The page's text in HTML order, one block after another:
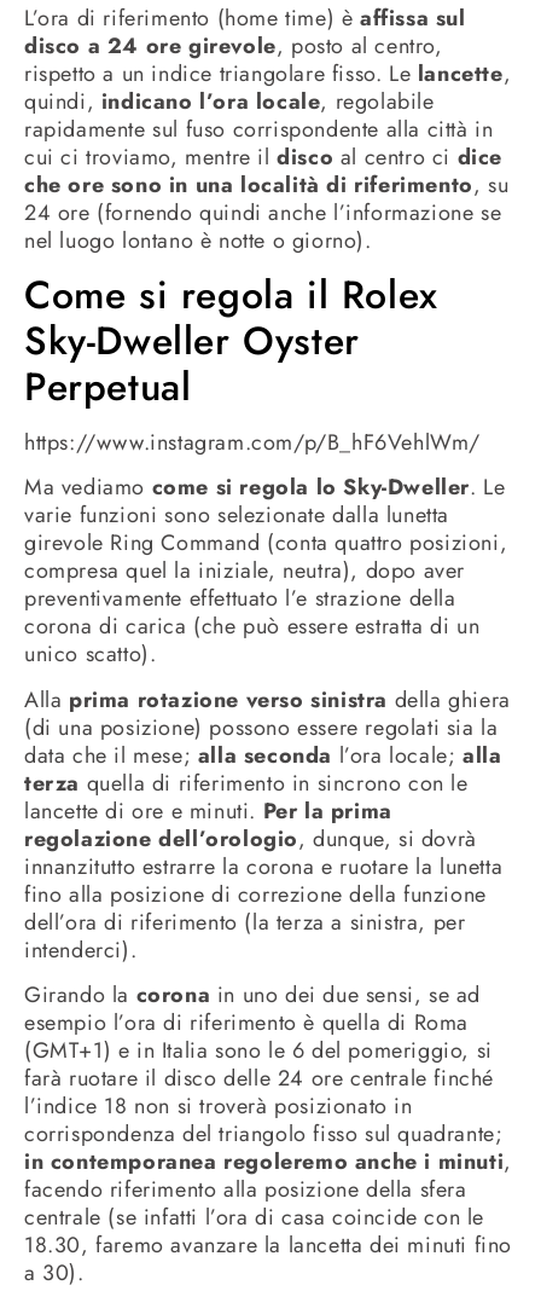
L’ora di riferimento (home time) è affissa sul
disco a 24 ore girevole, posto al centro,
rispetto a un indice triangolare fisso. Le lancette,
quindi, indicano l’ora locale, regolabile
rapidamente sul fuso corrispondente alla città in
cui ci troviamo, mentre ildisco al centro ci dice
che ore sono in una località di riferimento, su
24 ore (fornendo quindi anche l’informazione se
nel luogo lontano è notte o giorno).
Come si regola il Rolex
Sky-Dweller Oyster
Perpetual
https://www.instagram.com/p/B_hF6VehlWm/
Ma vediamo come si regola lo Sky-Dweller. Le
varie funzioni sono selezionate dalla lunetta
girevole Ring Command (conta quattro posizioni,
compresa quel la iniziale, neutra), dopo aver
preventivamente effettuato l’e strazione della
corona di carica (che può essere estratta di un
unico scatto).
Alla prima rotazione verso sinistra della ghiera
(di una posizione) possono essere regolati sia la
data che il mese; alla seconda l’ora locale;alla
terza quella di riferimento in sincrono con le
lancette di ore e minuti. Per la prima
regolazione dell’orologio, dunque, si dovrà
innanzitutto estrarre la corona e ruotare la lunetta
fino alla posizione di correzione della funzione
dell’ora di riferimento (la terza a sinistra, per
intenderci).
Girando la corona in uno dei due sensi, se ad
esempio l’ora di riferimento è quella di Roma
(GMT+1) e in Italia sono le 6 del pomeriggio, si
farà ruotare il disco delle 24 ore centrale finché
l’indice 18 non si troverà posizionato in
corrispondenza del triangolo fisso sul quadrante;
in contemporanea regoleremo anche i minuti,
facendo riferimento alla posizione della sfera
centrale (se infatti l’ora di casa coincide con le
18.30, faremo avanzare la lancetta dei minuti fino
a 30).